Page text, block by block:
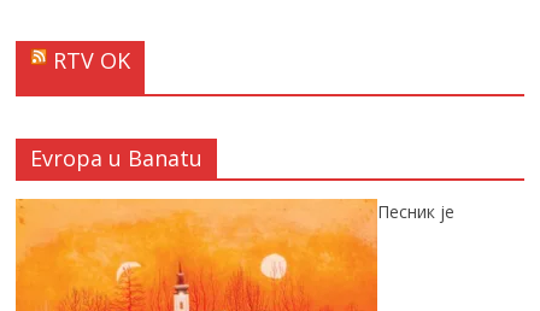
RTV OK
Evropa u Banatu
Песник је